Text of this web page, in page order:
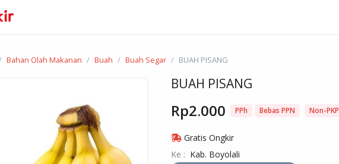
Bahan Olah Makanan Buah Buah Segar BUAH PISANG
BUAH PISANG
Rp2.000 PPh Bebas PPN Non-PKP
Gratis Ongkir
Ke : Kab. Boyolali